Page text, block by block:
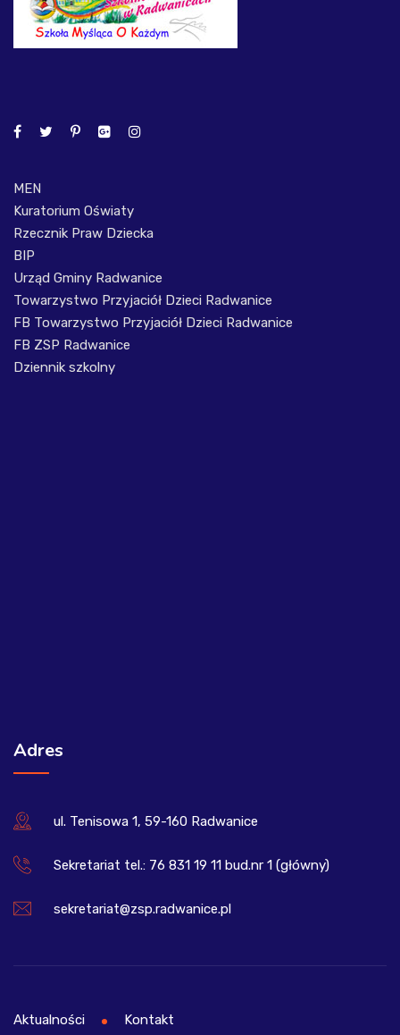
MEN
Kuratorium Oświaty
Rzecznik Praw Dziecka
BIP
Urząd Gminy Radwanice
Towarzystwo Przyjaciół Dzieci Radwanice
FB Towarzystwo Przyjaciół Dzieci Radwanice
FB ZSP Radwanice
Dziennik szkolny
Adres
ul. Tenisowa 1, 59-160 Radwanice
Sekretariat tel.: 76 831 19 11 bud.nr 1 (główny)
sekretariat@zsp.radwanice.pl
Aktualności Kontakt